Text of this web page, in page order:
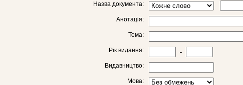
Назва документа:
Анотація:
Тема:
Рік видання: -
Видавництво:
Мова: